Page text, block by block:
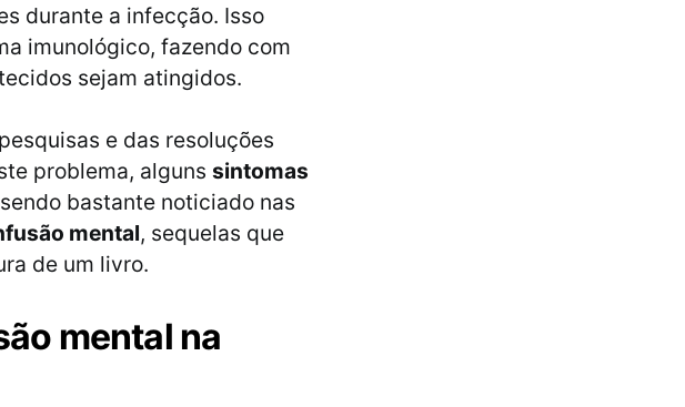
durante a infecção. Isso
imunológico, fazendo com
sejam atingidos.
e das resoluções
problema, alguns sintomas
bastante noticiado nas
mental, sequelas que
de um livro.
mental na